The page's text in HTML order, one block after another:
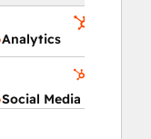
Analytics
Social Media